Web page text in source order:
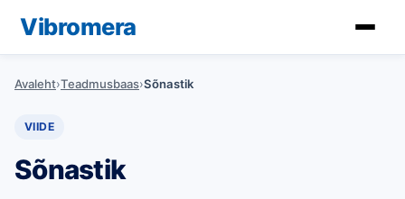
Vibromera
Avaleht›Teadmusbaas›Sõnastik
VIIDE
Sõnastik